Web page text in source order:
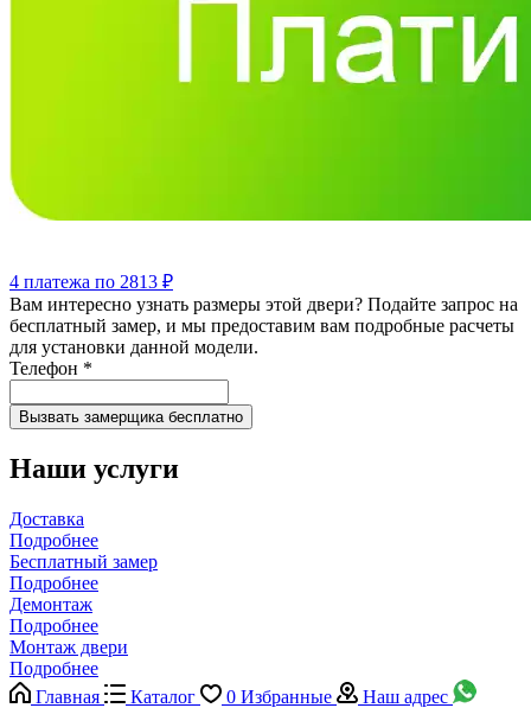
4 платежа по 2813 ₽
Вам интересно узнать размеры этой двери? Подайте запрос на
бесплатный замер, и мы предоставим вам подробные расчеты
для установки данной модели.
Телефон *
Наши услуги
Доставка
Подробнее
Бесплатный замер
Подробнее
Демонтаж
Подробнее
Монтаж двери
Подробнее
Главная
Каталог 0 Избранные
Наш адрес